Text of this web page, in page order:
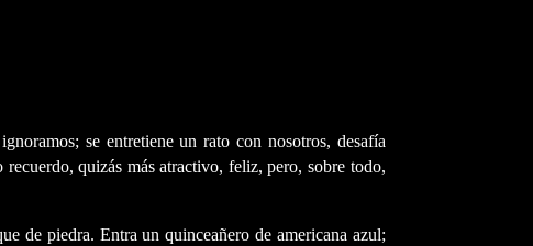
se entretiene un rato con nosotros, desafía
quizás más atractivo, feliz, pero, sobre todo,
de piedra. Entra un quinceañero de americana azul;